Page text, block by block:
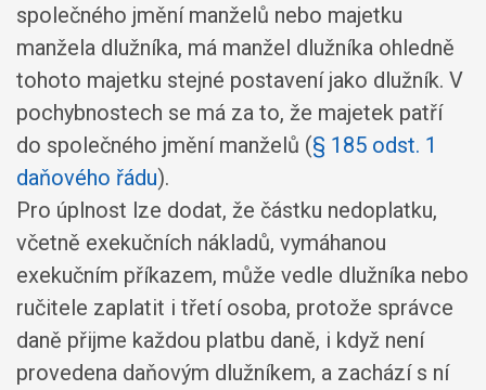
společného jmění manželů nebo majetku
manžela dlužníka, má manžel dlužníka ohledně
tohoto majetku stejné postavení jako dlužník. V
pochybnostech se má za to, že majetek patří
do společného jmění manželů (§ 185 odst. 1
daňového řádu).
Pro úplnost lze dodat, že částku nedoplatku,
včetně exekučních nákladů, vymáhanou
exekučním příkazem, může vedle dlužníka nebo
ručitele zaplatit i třetí osoba, protože správce
daně přijme každou platbu daně, i když není
provedena daňovým dlužníkem, a zachází s ní